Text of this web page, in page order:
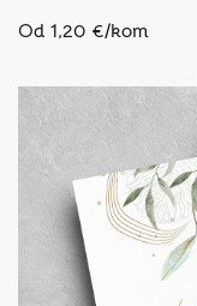
Od 1,20 €/kom